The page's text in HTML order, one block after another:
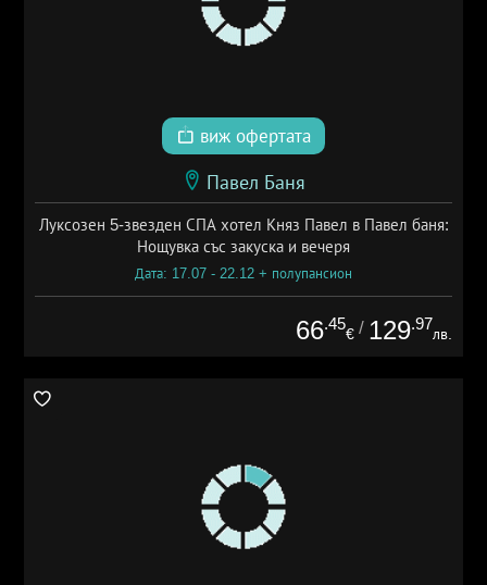
виж офертата
Павел Баня
Луксозен 5-звезден СПА хотел Княз Павел в Павел баня:
Нощувка със закуска и вечеря
Дата: 17.07 - 22.12 + полупансион
66.45
€ / 129.97
лв.